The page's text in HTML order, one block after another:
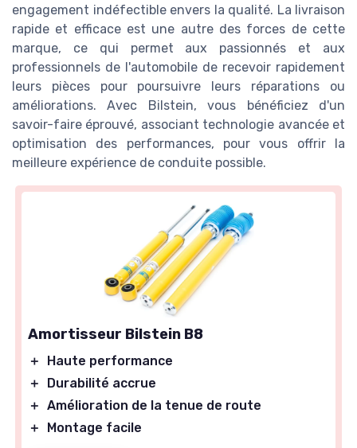
engagement indéfectible envers la qualité. La livraison
rapide et efficace est une autre des forces de cette
marque, ce qui permet aux passionnés et aux
professionnels de l'automobile de recevoir rapidement
leurs pièces pour poursuivre leurs réparations ou
améliorations. Avec Bilstein, vous bénéficiez d'un
savoir-faire éprouvé, associant technologie avancée et
optimisation des performances, pour vous offrir la
meilleure expérience de conduite possible.
Amortisseur Bilstein B8
＋
Haute performance
＋
Durabilité accrue
＋ Amélioration de la tenue de route
＋
Montage facile